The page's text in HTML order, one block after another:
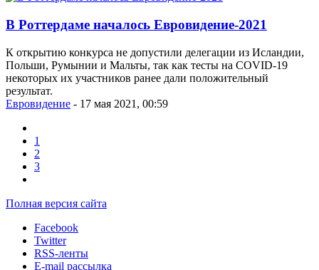
В Роттердаме началось Евровидение-2021
К открытию конкурса не допустили делегации из Исландии,
Польши, Румынии и Мальты, так как тесты на COVID-19
некоторых их участников ранее дали положительный
результат.
Евровидение - 17 мая 2021, 00:59
1
2
3
Полная версия сайта
Facebook
Twitter
RSS-ленты
E-mail рассылка